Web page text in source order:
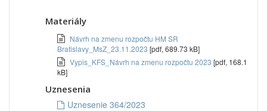
Materiály
Návrh na zmenu rozpočtu HM SR
Bratislavy_MsZ_23.11.2023 [pdf, 689.73 kB]
Vypis_KFS_Návrh na zmenu rozpočtu 2023 [pdf, 168.1
kB]
Uznesenia
Uznesenie 364/2023